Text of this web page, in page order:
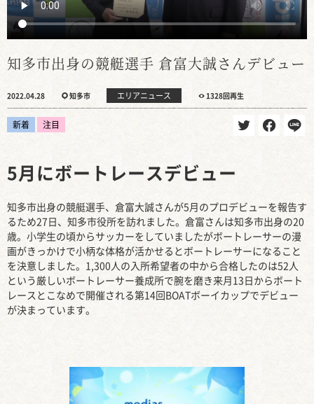
知多市出身の競艇選手 倉富大誠さんデビュー
2022.04.28 知多市 エリアニュース 1328回再生
新着 注目
5月にボートレースデビュー
知多市出身の競艇選手、倉富大誠さんが5月のプロデビューを報告す
るため27日、知多市役所を訪れました。倉富さんは知多市出身の20
歳。小学生の頃からサッカーをしていましたがボートレーサーの漫
画がきっかけで小柄な体格が活かせるとボートレーサーになること
を決意しました。1,300人の入所希望者の中から合格したのは52人
という厳しいボートレーサー養成所で腕を磨き来月13日からボート
レースとこなめで開催される第14回BOATボーイカップでデビュー
が決まっています。